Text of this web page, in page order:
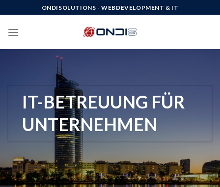
to
content
ONDISOLUTIONS - WEBDEVELOPMENT & IT
IT-BETREUUNG FÜR
UNTERNEHMEN